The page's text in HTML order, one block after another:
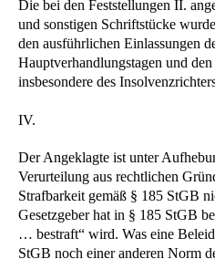
Die bei den Feststellungen II.
und sonstigen Schriftstücke
den ausführlichen Einlassungen
Hauptverhandlungstagen und
insbesondere des
IV.
Der Angeklagte ist unter
Verurteilung aus rechtlichen
Strafbarkeit gemäß § 185 StGB
Gesetzgeber hat in § 185 StGB
… bestraft“ wird. Was eine
StGB noch einer anderen Norm